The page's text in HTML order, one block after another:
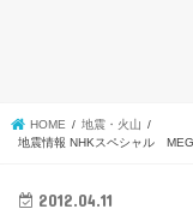
HOME
地震・火山
地震情報 NHKスペシャル
2012.04.11